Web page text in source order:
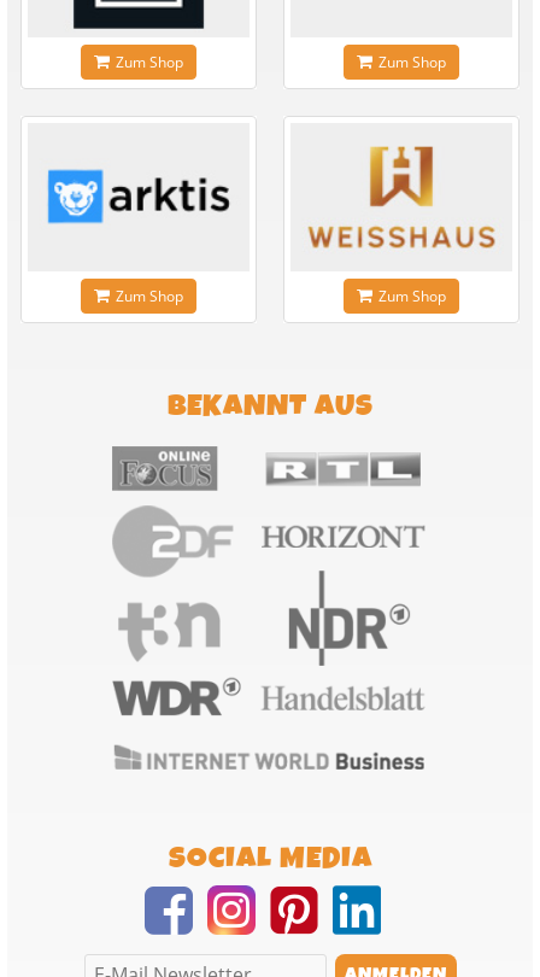
Zum Shop Zum Shop
Zum Shop Zum Shop
BEKANNT AUS
SOCIAL MEDIA